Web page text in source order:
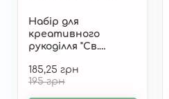
Набір для
креативного
рукоділля "Св.
Первозванний.Апостол"
РВ3405
185,25 грн
195 грн